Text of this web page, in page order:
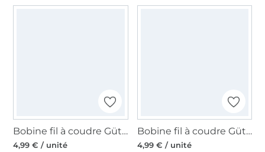
Bobine fil à coudre Gütermann 200m polyester, (158) lilas pastel
4,99 € / unité
Bobine fil à coudre Gütermann 200m polyester, (412) jaune miel
4,99 € / unité